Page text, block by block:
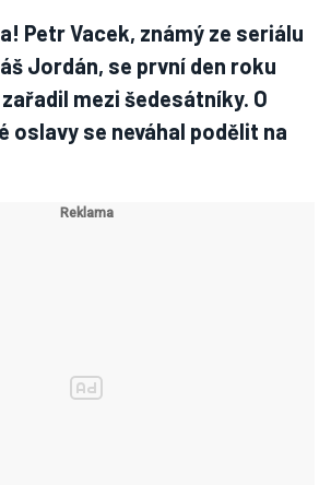
Petr Vacek, známý ze seriálu
Jordán, se první den roku
mezi šedesátníky. O
oslavy se neváhal podělit na